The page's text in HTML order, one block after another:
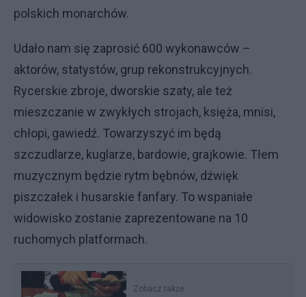
polskich monarchów.
Udało nam się zaprosić 600 wykonawców –
aktorów, statystów, grup rekonstrukcyjnych.
Rycerskie zbroje, dworskie szaty, ale też
mieszczanie w zwykłych strojach, księża, mnisi,
chłopi, gawiedź. Towarzyszyć im będą
szczudlarze, kuglarze, bardowie, grajkowie. Tłem
muzycznym będzie rytm bębnów, dźwięk
piszczałek i husarskie fanfary. To wspaniałe
widowisko zostanie zaprezentowane na 10
ruchomych platformach.
Zobacz także